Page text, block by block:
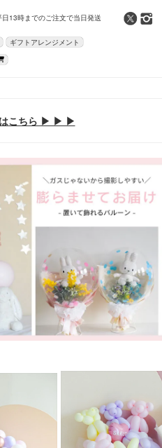
日13時までのご注文で当日発送
ギフトアレンジメント
こちら ▶ ▶ ▶